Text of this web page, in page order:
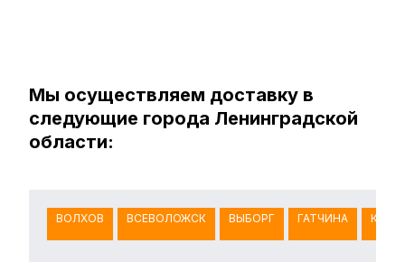
Мы осуществляем доставку в
следующие города Ленинградской
области:
ВОЛХОВ ВСЕВОЛОЖСК ВЫБОРГ ГАТЧИНА